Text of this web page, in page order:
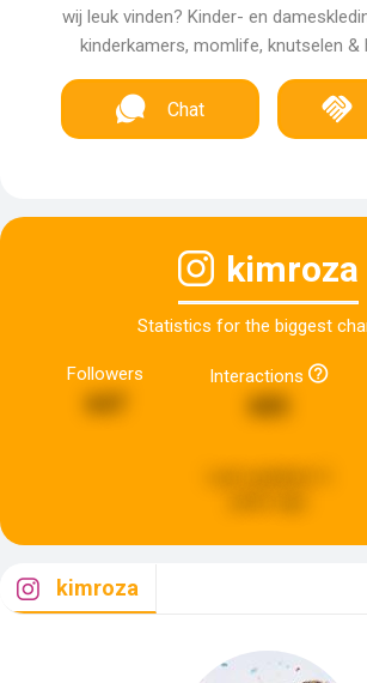
wij leuk vinden? Kinder- en
kinderkamers, momlife, knutselen &
Chat
kimroza
Statistics for the biggest
Followers Interactions
685
kimroza